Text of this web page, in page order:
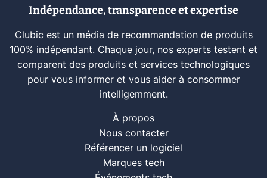
Indépendance, transparence et expertise
Clubic est un média de recommandation de produits
100% indépendant. Chaque jour, nos experts testent et
comparent des produits et services technologiques
pour vous informer et vous aider à consommer
intelligemment.
À propos
Nous contacter
Référencer un logiciel
Marques tech